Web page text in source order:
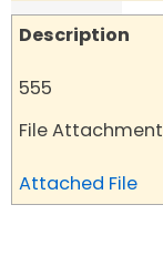
Description
555
File Attachment
Attached File